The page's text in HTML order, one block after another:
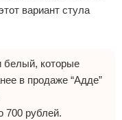
вариант стула
белый, которые
в продаже “Адде”
700 рублей.